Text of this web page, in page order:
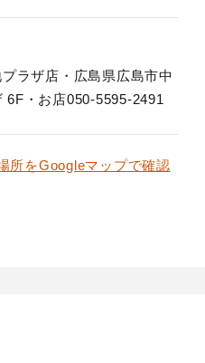
ラザ店・広島県広島市中
6F・お店050-5595-2491
所をGoogleマップで確認